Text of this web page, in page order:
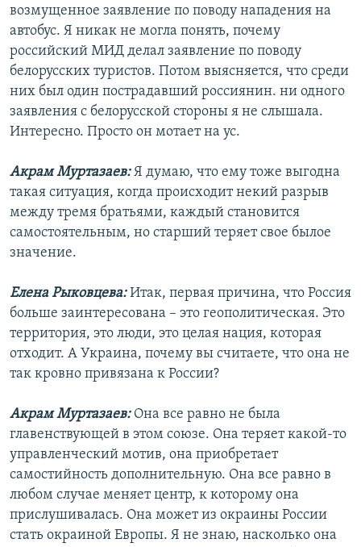
возмущенное заявление по поводу нападения на
автобус. Я никак не могла понять, почему
российский МИД делал заявление по поводу
белорусских туристов. Потом выясняется, что среди
них был один пострадавший россиянин. ни одного
заявления с белорусской стороны я не слышала.
Интересно. Просто он мотает на ус.
Акрам Муртазаев:Я думаю, что ему тоже выгодна
такая ситуация, когда происходит некий разрыв
между тремя братьями, каждый становится
самостоятельным, но старший теряет свое былое
значение.
Елена Рыковцева:Итак, первая причина, что Россия
больше заинтересована – это геополитическая. Это
территория, это люди, это целая нация, которая
отходит. А Украина, почему вы считаете, что она не
так кровно привязана к России?
Акрам Муртазаев: Она все равно не была
главенствующей в этом союзе. Она теряет какой-то
управленческий мотив, она приобретает
самостийность дополнительную. Она все равно в
любом случае меняет центр, к которому она
прислушивалась. Она может из окраины России
стать окраиной Европы. Я не знаю, насколько она